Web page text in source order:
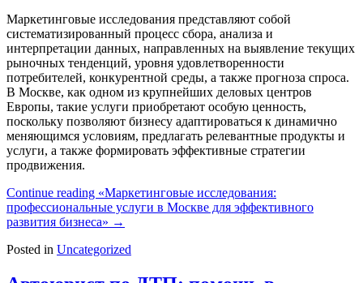
Маркетинговые исследования представляют собой
систематизированный процесс сбора, анализа и
интерпретации данных, направленных на выявление текущих
рыночных тенденций, уровня удовлетворенности
потребителей, конкурентной среды, а также прогноза спроса.
В Москве, как одном из крупнейших деловых центров
Европы, такие услуги приобретают особую ценность,
поскольку позволяют бизнесу адаптироваться к динамично
меняющимся условиям, предлагать релевантные продукты и
услуги, а также формировать эффективные стратегии
продвижения.
Continue reading «Маркетинговые исследования:
профессиональные услуги в Москве для эффективного
развития бизнеса» →
Posted in Uncategorized